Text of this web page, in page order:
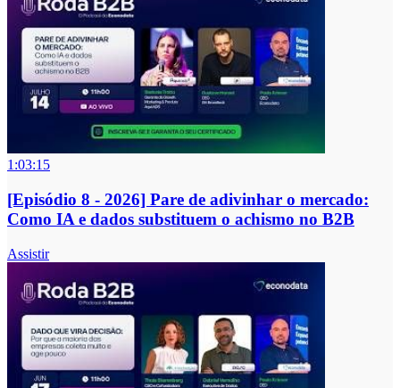
1:03:15
[Episódio 8 - 2026] Pare de adivinhar o mercado:
Como IA e dados substituem o achismo no B2B
Assistir